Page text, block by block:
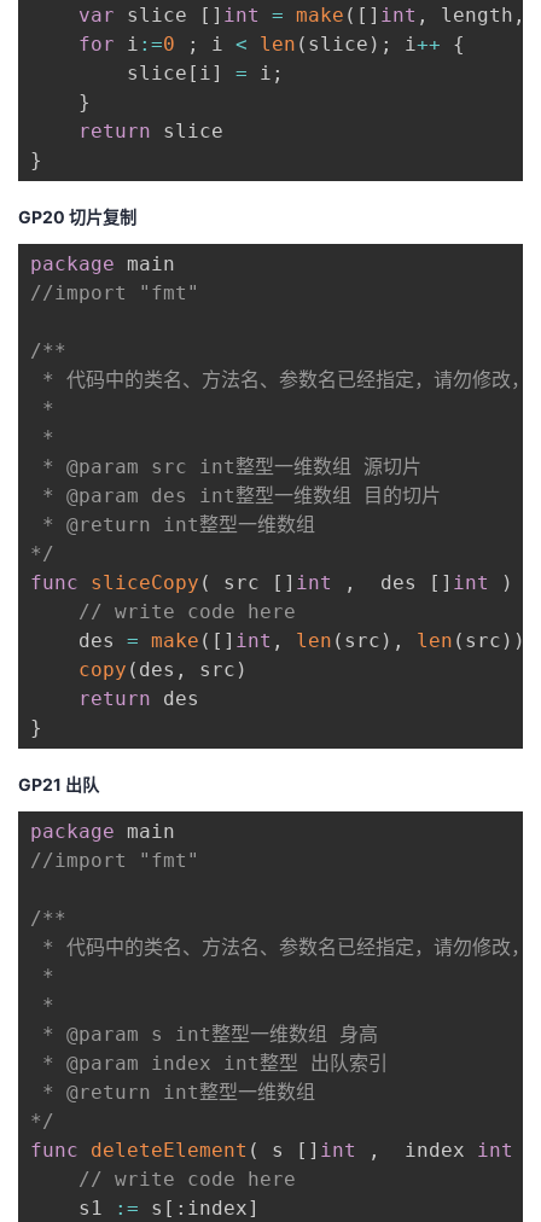
var slice [ ] int = make ( [ ] int , length ,
for i :=0 ; i < len ( slice ) ; i++
{
        slice
[ i] = i ;
}
return
}
GP20 切片复制
package
//import "fmt"
/**
* 代码中的类名、方法名、参数名已经指定，请勿修改，
*
*
* @param src int整型一维数组 源切片
* @param des int整型一维数组 目的切片
* @return int整型一维数组
*/
func
sliceCopy ( src [ ] int ,
  des
[ ] int )
// write code here
    des
= make ( [ ] int , len ( src ) , len ( src ) )
copy ( des , src )
return
}
GP21 出队
package
//import "fmt"
/**
* 代码中的类名、方法名、参数名已经指定，请勿修改，
*
*
* @param s int整型一维数组 身高
* @param index int整型 出队索引
* @return int整型一维数组
*/
func
deleteElement ( s [ ] int ,
  index
int
// write code here
    s1
:= s [ : index]